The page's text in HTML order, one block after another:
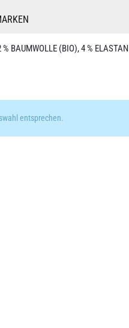
BAUMWOLLE (BIO), 4 % ELASTAN
entsprechen.